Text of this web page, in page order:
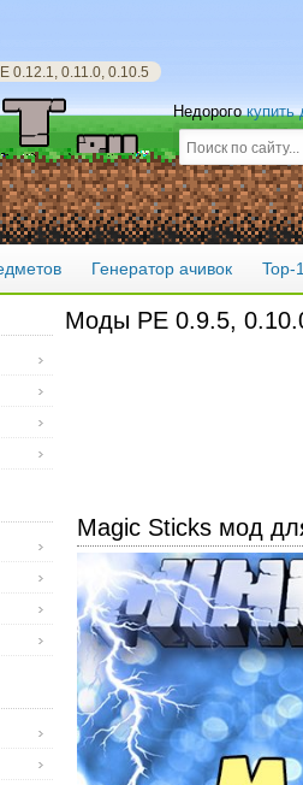
0.12.1, 0.11.0, 0.10.5
Недорогокупить
Генератор ачивок Top-
Моды PE 0.9.5,
Magic Sticks мод